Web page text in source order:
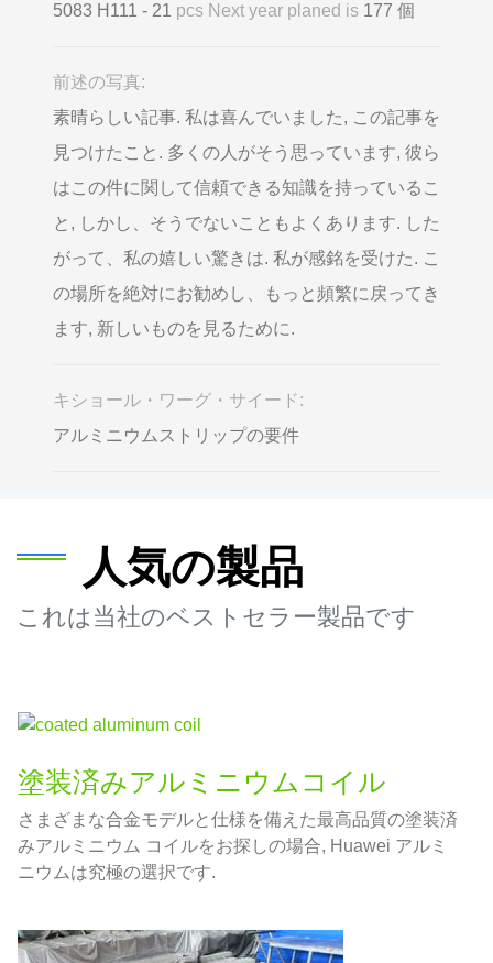
5083 H111 - 21 pcs Next year planed is 177 個
前述の写真:
素晴らしい記事. 私は喜んでいました, この記事を
見つけたこと. 多くの人がそう思っています, 彼ら
はこの件に関して信頼できる知識を持っているこ
と, しかし、そうでないこともよくあります. した
がって、私の嬉しい驚きは. 私が感銘を受けた. こ
の場所を絶対にお勧めし、もっと頻繁に戻ってき
ます, 新しいものを見るために.
キショール・ワーグ・サイード:
アルミニウムストリップの要件
人気の製品
これは当社のベストセラー製品です
塗装済みアルミニウムコイル
さまざまな合金モデルと仕様を備えた最高品質の塗装済
みアルミニウム コイルをお探しの場合, Huawei アルミ
ニウムは究極の選択です.